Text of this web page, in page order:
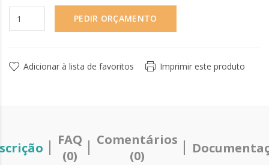
PEDIR ORÇAMENTO
Adicionar à lista de favoritos Imprimir este produto
FAQ
(0)
Comentários
(0)